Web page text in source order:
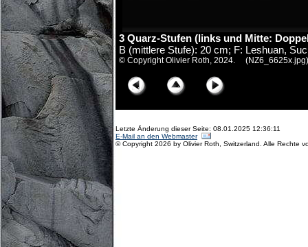
3 Quarz-Stufen (links und Mitte:
B (mittlere Stufe): 20 cm; F: Leshuan,
© Copyright Olivier Roth, 2024. (NZ6_6625x.jpg)
Letzte Änderung dieser Seite: 08.01.2025 12:36:11
E-Mail an den Webmaster
© Copyright 2026 by Olivier Roth, Switzerland. Alle Rechte